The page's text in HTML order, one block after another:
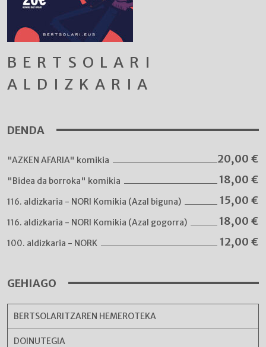
BERTSOLARI
ALDIZKARIA
DENDA
"AZKEN AFARIA" komikia 20,00 €
"Bidea da borroka" komikia 18,00 €
116. aldizkaria - NORI Komikia (Azal biguna) 15,00 €
116. aldizkaria - NORI Komikia (Azal gogorra) 18,00 €
100. aldizkaria - NORK 12,00 €
GEHIAGO
BERTSOLARITZAREN HEMEROTEKA
DOINUTEGIA